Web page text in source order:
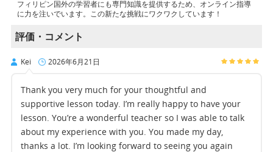
フィリピン国外の学習者にも専門知識を提供するため、オンライン指導
に力を注いでいます。この新たな挑戦にワクワクしています！
評価・コメント
Kei 2026年6月21日
Thank you very much for your thoughtful and
supportive lesson today. I’m really happy to have your
lesson. You’re a wonderful teacher so I was able to talk
about my experience with you. You made my day,
thanks a lot. I’m looking forward to seeing you again